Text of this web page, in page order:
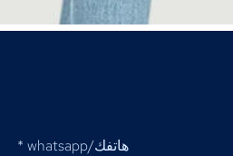
هاتفك/whatsapp *